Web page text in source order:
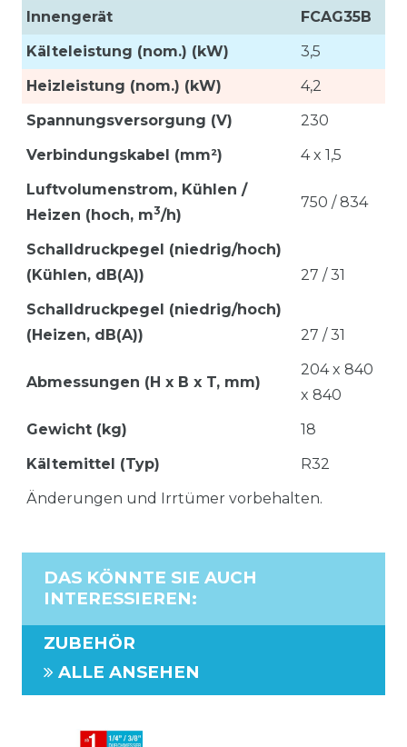
Innengerät
FCAG35B
Kälteleistung (nom.) (kW)
3,5
Heizleistung (nom.) (kW)
4,2
Spannungsversorgung (V)
230
Verbindungskabel (mm²)
4 x 1,5
Luftvolumenstrom, Kühlen /
Heizen (hoch, m3/h)
750 / 834
Schalldruckpegel (niedrig/hoch)
(Kühlen, dB(A))
27 / 31
Schalldruckpegel (niedrig/hoch)
(Heizen, dB(A))
27 / 31
Abmessungen (H x B x T, mm)
204 x 840
x 840
Gewicht (kg)
18
Kältemittel (Typ)
R32
Änderungen und Irrtümer vorbehalten.
DAS KÖNNTE SIE AUCH
INTERESSIEREN:
ZUBEHÖR
ALLE ANSEHEN